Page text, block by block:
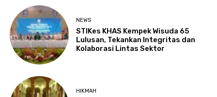
NEWS
STIKes KHAS Kempek Wisuda 65
Lulusan, Tekankan Integritas dan
Kolaborasi Lintas Sektor
HIKMAH